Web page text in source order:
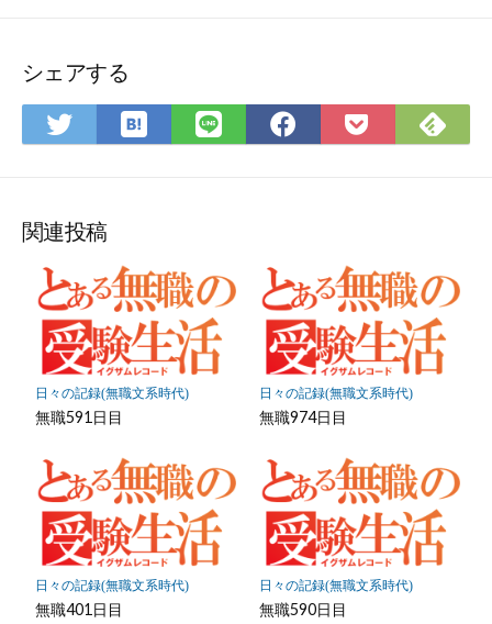
ム
シェアする
Twitter
で
ア
は
て
マ
ー
ク
に
保
LINE
で
Facebook
で
Pocket
に
で
関連投稿
日々の記録(無職文系時代)
無職591日目
日々の記録(無職文系時代)
無職974日目
日々の記録(無職文系時代)
無職401日目
日々の記録(無職文系時代)
無職590日目